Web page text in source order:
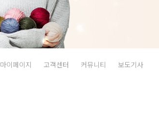
마이페이지 고객센터 커뮤니티 보도기사